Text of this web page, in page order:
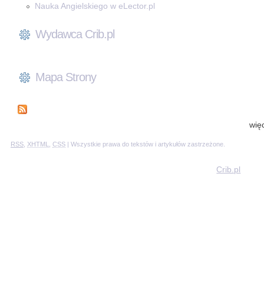
Nauka Angielskiego w eLector.pl
Wydawca Crib.pl
Mapa Strony
RSS XHTML CSS | Wszystkie prawa do tekstów i artykułów zastrzeżone.
Crib.pl